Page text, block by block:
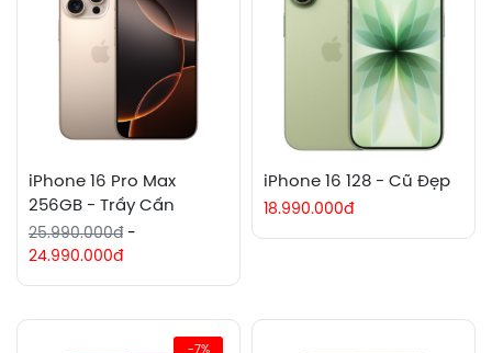
iPhone 16 Pro Max
256GB - Trầy Cấn
25.990.000đ -
24.990.000đ
iPhone 16 128 - Cũ Đẹp
18.990.000đ
-7%